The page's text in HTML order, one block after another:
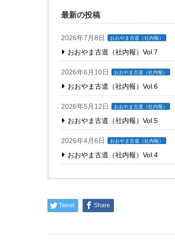
最新の投稿
2026年7月8日 おおやま古道（社内報）
おおやま古道（社内報）Vol.7
2026年6月10日 おおやま古道（社内報）
おおやま古道（社内報）Vol.6
2026年5月12日 おおやま古道（社内報）
おおやま古道（社内報）Vol.5
2026年4月6日 おおやま古道（社内報）
おおやま古道（社内報）Vol.4
Tweet Share